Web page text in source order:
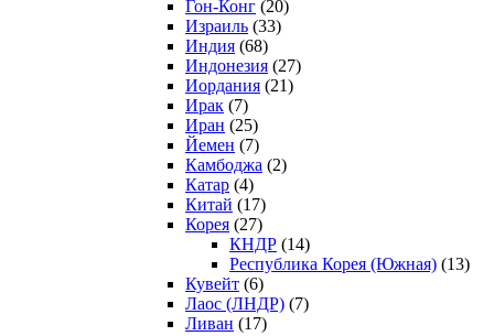
Гон-Конг (20)
Израиль (33)
Индия (68)
Индонезия (27)
Иордания (21)
Ирак (7)
Иран (25)
Йемен (7)
Камбоджа (2)
Катар (4)
Китай (17)
Корея (27)
КНДР (14)
Республика Корея (Южная) (13)
Кувейт (6)
Лаос (ЛНДР) (7)
Ливан (17)